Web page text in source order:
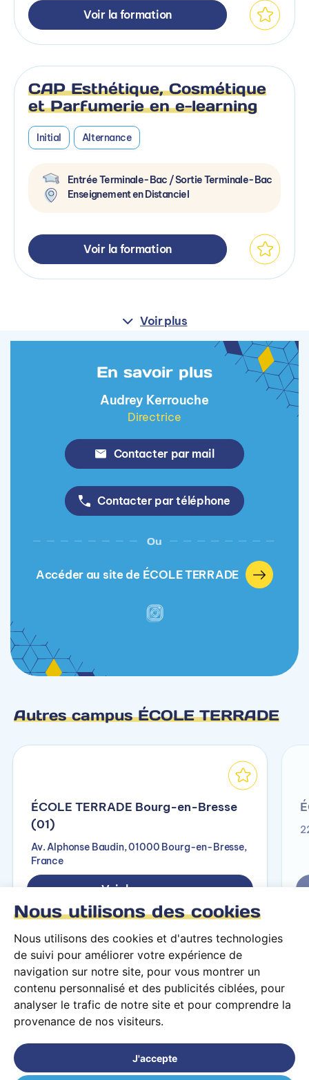
Nous utilisons des cookies
Nous utilisons des cookies et d'autres technologies
de suivi pour améliorer votre expérience de
navigation sur notre site, pour vous montrer un
contenu personnalisé et des publicités ciblées, pour
analyser le trafic de notre site et pour comprendre la
provenance de nos visiteurs.
J'accepte
Voir la formation
CAP Esthétique, Cosmétique
et Parfumerie en e-learning
Initial Alternance
Entrée Terminale-Bac / Sortie Terminale-Bac
Enseignement en Distanciel
Voir la formation
Voir plus
En savoir plus
Audrey Kerrouche
Directrice
Contacter par mail
Contacter par téléphone
Ou
Accéder au site de ÉCOLE TERRADE
Autres campus ÉCOLE TERRADE
ÉCOLE TERRADE Bourg-en-Bresse
(01)
Av. Alphonse Baudin, 01000 Bourg-en-Bresse,
France
Voir le campus
Conditions générales d’utilisation
© 2026 PARCOURS Privé tous droits réservés